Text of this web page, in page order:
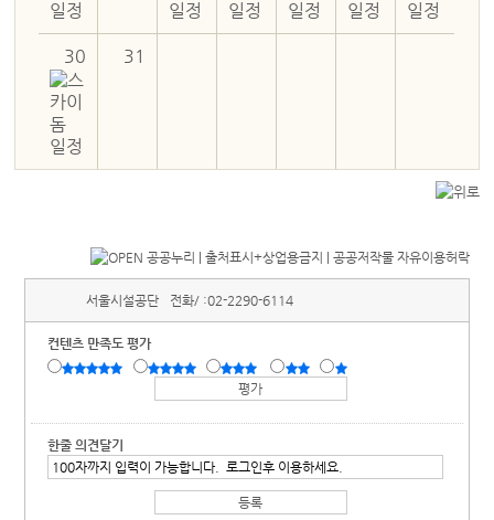
30 31
서울시설공단 전화/ :02-2290-6114
컨텐츠 만족도 평가
한줄 의견달기